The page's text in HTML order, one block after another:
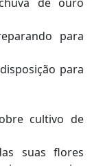
para
para
cultivo de
suas flores